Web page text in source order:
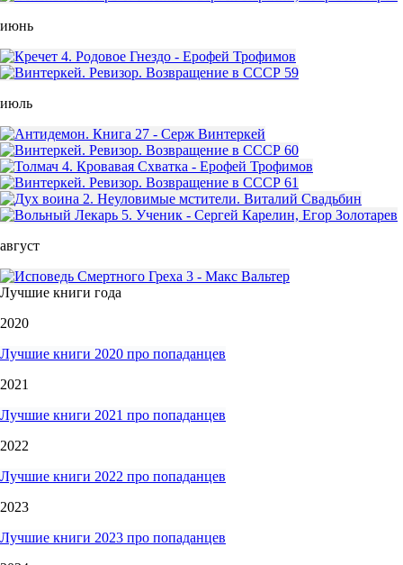
июнь
июль
август
Лучшие книги года
2020
Лучшие книги 2020 про попаданцев
2021
Лучшие книги 2021 про попаданцев
2022
Лучшие книги 2022 про попаданцев
2023
Лучшие книги 2023 про попаданцев